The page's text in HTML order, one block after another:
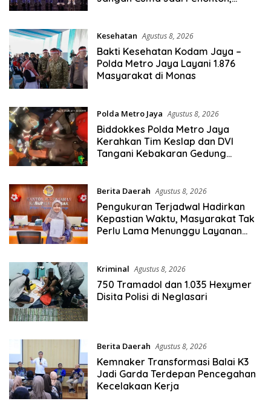
Kesehatan Agustus 8, 2026
Bakti Kesehatan Kodam Jaya –
Polda Metro Jaya Layani 1.876
Masyarakat di Monas
Polda Metro Jaya Agustus 8, 2026
Biddokkes Polda Metro Jaya
Kerahkan Tim Keslap dan DVI
Tangani Kebakaran Gedung
Berita Daerah Agustus 8, 2026
Pengukuran Terjadwal Hadirkan
Kepastian Waktu, Masyarakat Tak
Perlu Lama Menunggu Layanan
Kriminal Agustus 8, 2026
750 Tramadol dan 1.035 Hexymer
Disita Polisi di Neglasari
Berita Daerah Agustus 8, 2026
Kemnaker Transformasi Balai K3
Jadi Garda Terdepan Pencegahan
Kecelakaan Kerja